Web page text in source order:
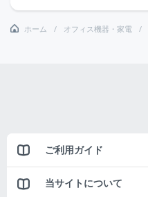
ホーム オフィス機器・家電
ご利用ガイド
当サイトについて